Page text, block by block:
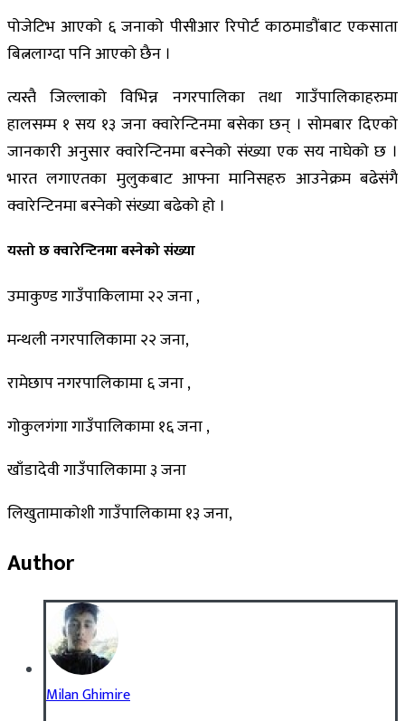
पोजेटिभ आएको ६ जनाको पीसीआर रिपोर्ट काठमाडौंबाट एकसाता
बित्नलाग्दा पनि आएको छैन ।
त्यस्तै जिल्लाको विभिन्न नगरपालिका तथा गाउँपालिकाहरुमा
हालसम्म १ सय १३ जना क्वारेन्टिनमा बसेका छन् । सोमबार दिएको
जानकारी अनुसार क्वारेन्टिनमा बस्नेको संख्या एक सय नाघेको छ ।
भारत लगाएतका मुलुकबाट आफ्ना मानिसहरु आउनेक्रम बढेसंगै
क्वारेन्टिनमा बस्नेको संख्या बढेको हो ।
यस्तो छ क्वारेन्टिनमा बस्नेको संख्या
उमाकुण्ड गाउँपाकिलामा २२ जना ,
मन्थली नगरपालिकामा २२ जना,
रामेछाप नगरपालिकामा ६ जना ,
गोकुलगंगा गाउँपालिकामा १६ जना ,
खाँडादेवी गाउँपालिकामा ३ जना
लिखुतामाकोशी गाउँपालिकामा १३ जना,
Author
Milan Ghimire